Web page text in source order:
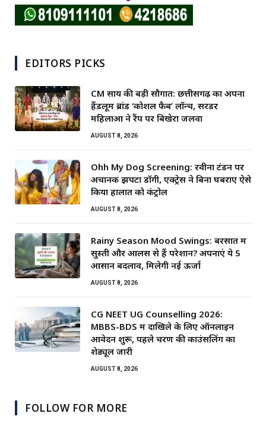
EDITORS PICKS
CM साय की बड़ी सौगात: छत्तीसगढ़ का अपना
हैंडलूम ब्रांड ‘कोशल फैब’ लॉन्च, सरेंडर
महिलाओं ने रैंप पर बिखेरा जलवा
AUGUST 8, 2026
Ohh My Dog Screening: रवीना टंडन पर
अचानक झपटा डॉगी, एक्ट्रेस ने बिना घबराए ऐसे
किया हालात को कंट्रोल
AUGUST 8, 2026
Rainy Season Mood Swings: बरसात में
सुस्ती और आलस से हैं परेशान? अपनाएं ये 5
आसान बदलाव, मिलेगी नई ऊर्जा
AUGUST 8, 2026
CG NEET UG Counselling 2026:
MBBS-BDS में दाखिले के लिए ऑनलाइन
आवेदन शुरू, पहले चरण की काउंसलिंग का
शेड्यूल जारी
AUGUST 8, 2026
FOLLOW FOR MORE